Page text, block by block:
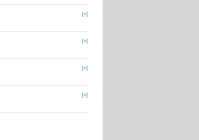
[+]
[+]
[+]
[+]